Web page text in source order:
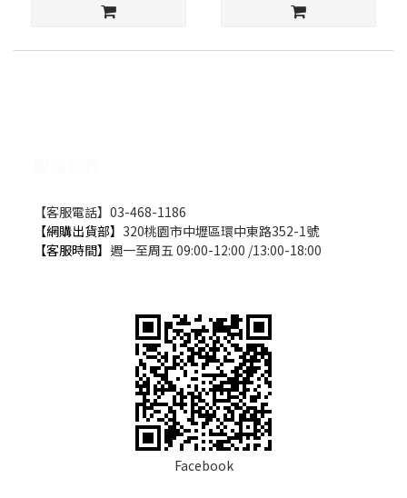
【客服電話】03-468-1186
【網購出貨部】 320桃園市中壢區環中東路352-1號
【客服時間】 週一至周五 09:00-12:00 /13:00-18:00
Facebook